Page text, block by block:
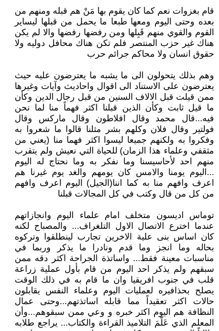
قام بغزوات نعم كما كان يقوم بها مَنْ هم قبله ومنهم من
بعده وحتى اليوم ومعها طبعا ما يحمل من قبلها ليساير
القوم والقوي منهم قَبِلها ومن رفضها رفضها والا لم يكن
هناك غير حزب المنتصر فلم تكن هناك محافل دوليه ولا
حقوق انسان ولا محاكم جرائم حرب
وهم بذلك يتحولون الى ما يشبه ما يعترضون عليه حيث
يعترضون على الاستناد الى اقوال واحاديث وآيات وغيرها
ممن قيلت قبل الالاف السنين من قبل رجال الدين وكأن
ما قيل ثابت وكأن الذين قبلنا اكثر فهماً منا لما نحن
فيه...قال محمد وقال افلاطون وقال ماركس وقال
فولتير وقال فلان وكلهم بشر مثلنا قالوا ما شعروا به
وفكروا به ولكنهم جميعا ليسوا اكثر فهما منا (يعني من
مثقفي وعلماء هذا الزمان) للحياة التي نعيش ولم يتقرب
منهم احد لأحاسيسنا وما نفكر به وما نحتاج له اليوم
...اليوم يومنا والامس كان يومهم والغد يوم غيرنا هم
اعرف وافهم منا به كما اننا(الجيل) اليوم اعرف وافهم
من كل من قال وكتب في كل المجالات قبلنا
توماس اديسون متخلف امام علماء اليوم وانجازاتهم
عندما اخترع الاتصال الاول التلغراف... والمصباح لكنه
كان اساس بنى علية الاخرين تجارب لينطلقوا وتركوه
بحاله وما انجز وما قدم ونادرا ما يذكر وربما في
مناسبات معينة فقط... واساتذة الجراحة اكثر دقه ممن
سبقهم ولم يذكر احد اليوم من قام بأول عملية زراعة
قلب في جنوب افريقيا وان ما قام به في ذلك الوقت
يصلح بحذافيره لعمليات اليوم وعلماء النفس يقابلون
حالات اكثر تعقيداً مما قابله اساتذتهم...وحتى عمال
النظافة هم اليوم اكثر خبره و وعي ممن سبقوهم...وأن
المعلم الذي عَلّمَ التلاميذ القراءة والكتاب... يراجع طلابه